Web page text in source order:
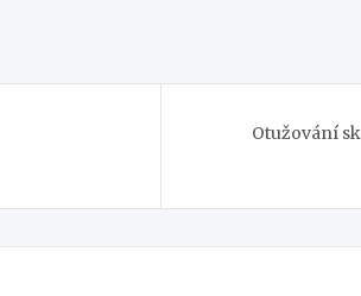
Otužování